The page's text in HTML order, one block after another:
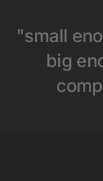
"small
big